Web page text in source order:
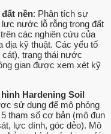
nền: Phân tích sự
nước lỗ rỗng trong đất
các nghiên cứu của
địa kỹ thuật. Các yếu tố
trạng thái nước
gian được xem xét kỹ
Hardening Soil
sử dụng để mô phỏng
tham số cơ bản (mô đun
lực dính, góc dẻo). Mô